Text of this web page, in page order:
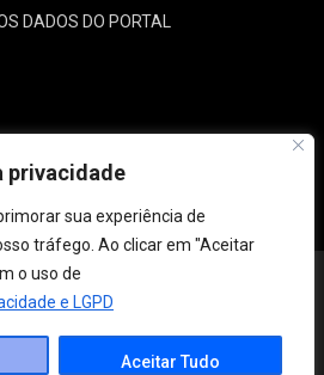
privacidade
sua experiência de
tráfego. Ao clicar em "Aceitar
o uso de
e LGPD
Aceitar Tudo
DADOS DO PORTAL
por: SEMUSA
Mystery Themes.